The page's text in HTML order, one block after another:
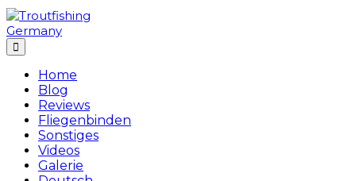
Home
Blog
Reviews
Fliegenbinden
Sonstiges
Videos
Galerie